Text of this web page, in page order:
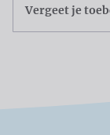
Vergeet je